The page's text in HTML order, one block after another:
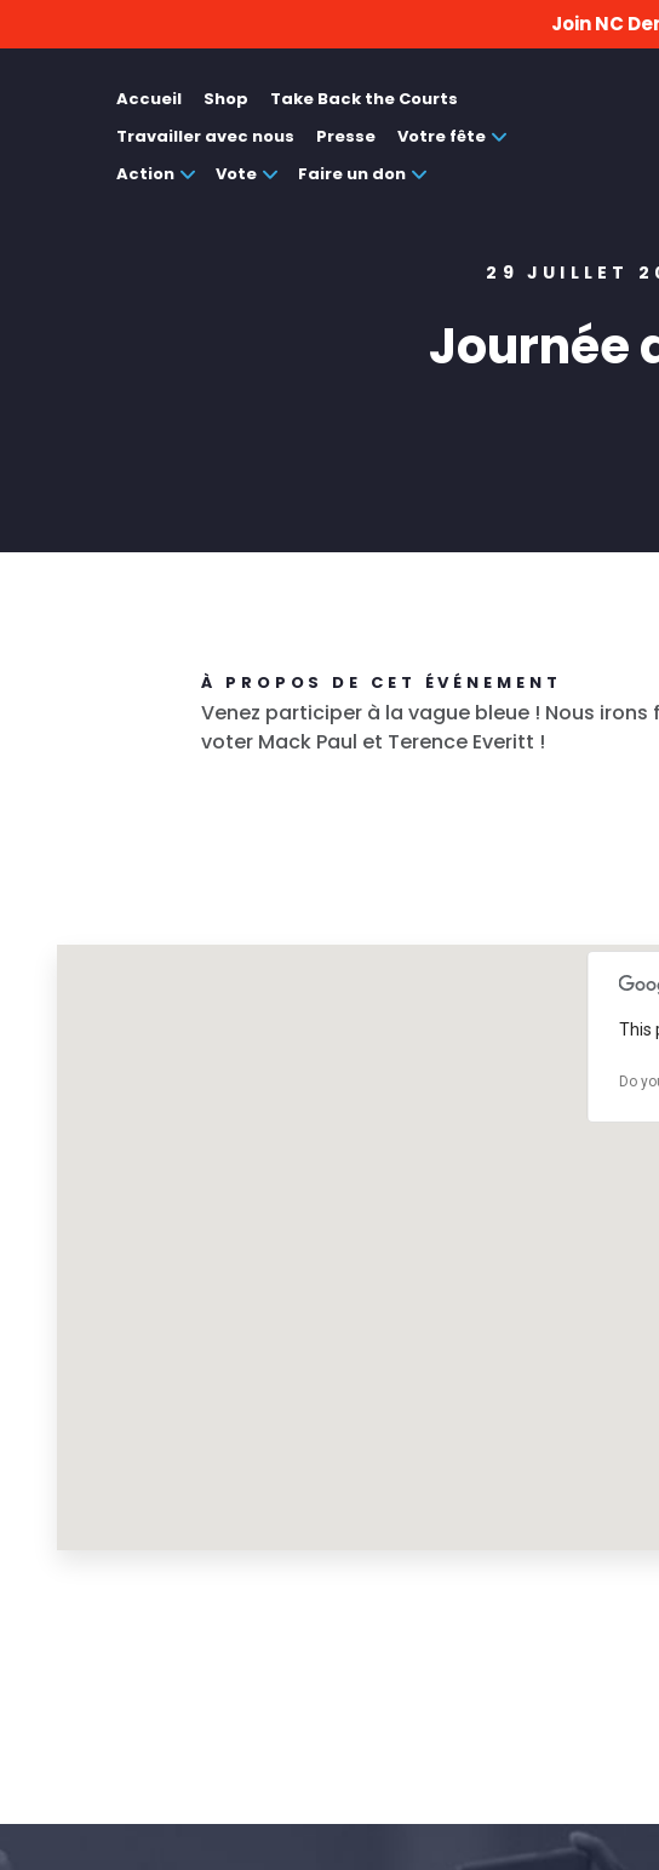
Join NC
Accueil Shop
Take Back the Courts
Travailler avec nous
Presse
Votre fête
Action
Vote Faire un don
29 JUILLET
Journée
À PROPOS DE CET ÉVÉNEMENT
Venez participer à la vague bleue ! Nous
voter Mack Paul et Terence Everitt !
This
Do